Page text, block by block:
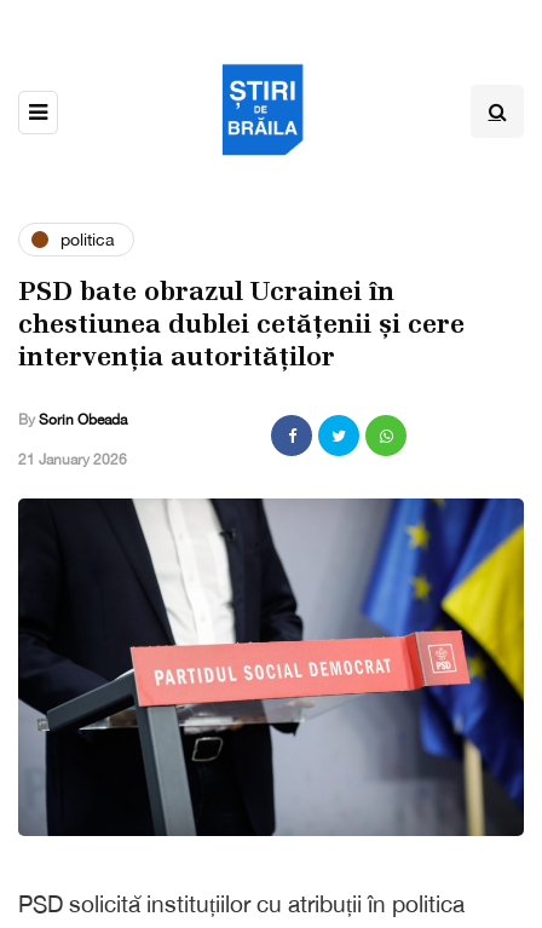
politica
PSD bate obrazul Ucrainei în
chestiunea dublei cetățenii și cere
intervenția autorităților
By Sorin Obeada
,21 January 2026
PSD solicită instituțiilor cu atribuții în politica